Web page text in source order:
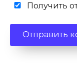
Получить